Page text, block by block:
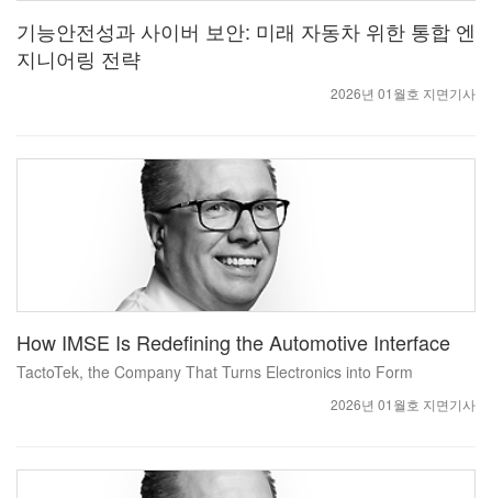
기능안전성과 사이버 보안: 미래 자동차 위한 통합 엔
지니어링 전략
2026년 01월호 지면기사
How IMSE Is Redefining the Automotive Interface
TactoTek, the Company That Turns Electronics into Form
2026년 01월호 지면기사